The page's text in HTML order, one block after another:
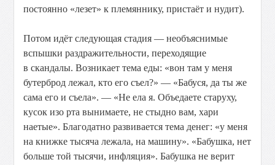
постоянно «лезет» к племяннику, пристаёт и нудит).
Потом идёт следующая стадия — необъяснимые
вспышки раздражительности, переходящие
в скандалы. Возникает тема еды: «вон там у меня
бутерброд лежал, кто его съел?» — «Бабуся, да ты же
сама его и съела». — «Не ела я. Объедаете старуху,
кусок изо рта вынимаете, не стыдно вам, хари
наетые». Благодатно развивается тема денег: «у меня
на книжке тысяча лежала, на машину». «Бабушка, нет
больше той тысячи, инфляция». Бабушка не верит